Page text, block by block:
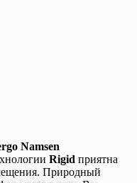
Namsen
Rigid приятна
Природный